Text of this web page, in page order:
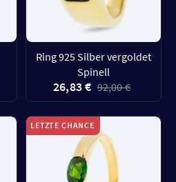
Ring 925 Silber vergoldet
Spinell
26,83 € 92,00 €
LETZTE CHANCE